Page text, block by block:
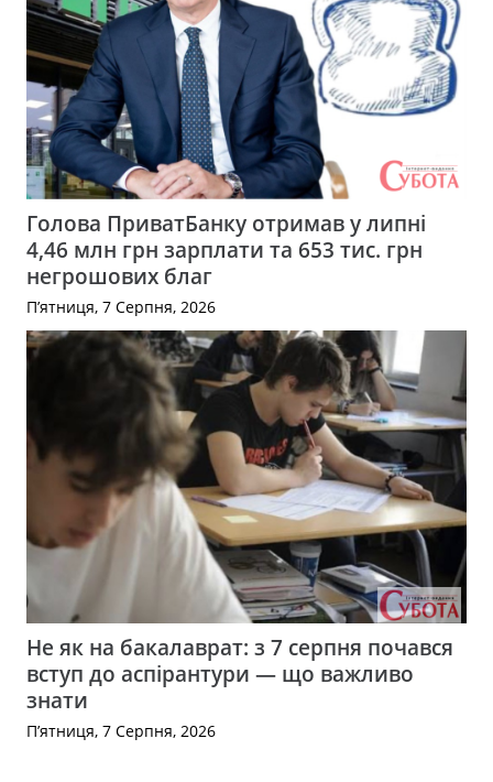
Голова ПриватБанку отримав у липні
4,46 млн грн зарплати та 653 тис. грн
негрошових благ
П’ятниця, 7 Серпня, 2026
Не як на бакалаврат: з 7 серпня почався
вступ до аспірантури — що важливо
знати
П’ятниця, 7 Серпня, 2026